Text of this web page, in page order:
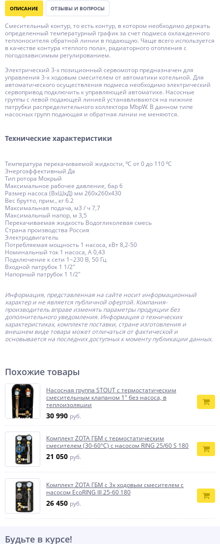
ОПИСАНИЕ ОТЗЫВЫ И ВОПРОСЫ
Смесительный контур, то есть контур, в котором необходимо держать
определенный температурный график за счет подмеса охлажденного
теплоносителя обратной линии в подающую. Чаще всего используется
в качестве контура «теплого пола», радиаторного отопления с
погодозависимым регулированием.
Электрический 3-х позиционный сервомотор предназначен для
управления 3-х ходовым смесителем от автоматики котельной. Для
автоматического осуществления подмеса необходимо электрический
сервопривод подключить к управляющей автоматике. Насосные
группы с левой подающей линией устанавливаются на нижние
патрубки распределительного коллектора MbpW. В данном типе
насосных групп подающая и обратная линии не меняются.
Технические характеристики
Температура перекачиваемой жидкости, ⁰С от 0 до 110 ⁰С
Энергоэффективный Да
Тип ротора Мокрый
Максимальное рабочее давление, бар 6
Размер насоса (ВхШхД) мм 260x260x430
Вес брутто, прим., кг 6.2
Максимальная подача, м3 / ч 7,7
Максимальный напор, м 3,5
Перекачиваемая жидкость Водогликолевая смесь
Страна производства Россия
Электродвигатель
Потребляемая мощность 1 насоса, кВт 8,2-50
Номинальный ток 1 насоса, А 0,43
Подключение к сети 1~230 В, 50 Гц
Входной патрубок 1 1/2"
Напорный патрубок 1 1/2"
Информация, представленная на сайте носит информационный
характер и не является публичной офертой. Компания-
производитель вправе изменять параметры продукции без
дополнительного уведомления. Информация о технических
характеристиках, комплекте поставки, стране изготовления и
внешнем виде товара может отличаться от фактической и
основывается на последних доступных к моменту публикации данных.
Похожие товары
Насосная группа STOUT с термостатическим
смесительным клапаном 1" без насоса, в
теплоизоляции
30 990 руб.
Комплект ZOTA ГБМ с термостатическим
смесителем (30-60°С) с насосом RING 25/60 S 180
21 050 руб.
Комплект ZOTA ГБМ с 3х ходовым смесителем с
насосом EcoRING III 25-60 180
26 450 руб.
Будьте в курсе!